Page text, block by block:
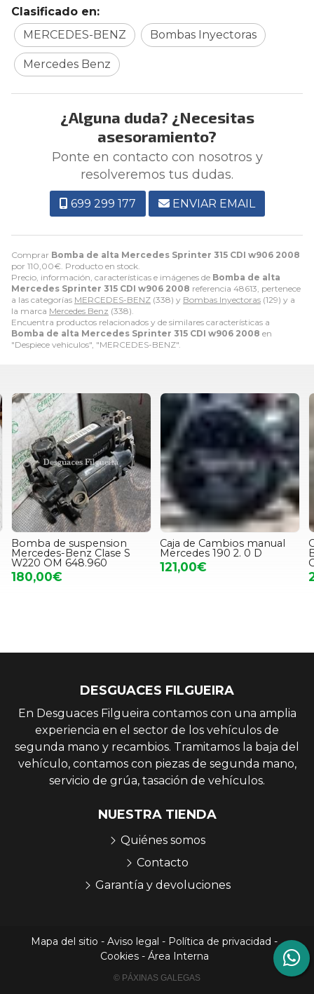
Comprar Bomba de alta Mercedes Sprinter 315 CDI w906 2008
por 110,00€ . Producto en stock.
Precio, información, características e imágenes de Bomba de alta
Mercedes Sprinter 315 CDI w906 2008 referencia 48613, pertenece
a las categorías MERCEDES-BENZ (338) y Bombas Inyectoras (129) y a
la marca Mercedes Benz (338).
Encuentra productos relacionados y de similares características a
Bomba de alta Mercedes Sprinter 315 CDI w906 2008 en
"Despiece vehiculos", "MERCEDES-BENZ".
Clasificado en:
MERCEDES-BENZ
Bombas Inyectoras
Mercedes Benz
¿Alguna duda? ¿Necesitas
asesoramiento?
Ponte en contacto con nosotros y
resolveremos tus dudas.
699 299 177 ENVIAR EMAIL
Bomba de suspension
Mercedes-Benz Clase S
W220 OM 648.960
180,00€
Caja de Cambios manual
Mercedes 190 2. 0 D
121,00€
DESGUACES FILGUEIRA
En Desguaces Filgueira contamos con una amplia
experiencia en el sector de los vehículos de
segunda mano y recambios. Tramitamos la baja del
vehículo, contamos con piezas de segunda mano,
servicio de grúa, tasación de vehículos.
NUESTRA TIENDA
Quiénes somos
Contacto
Garantía y devoluciones
Mapa del sitio - Aviso legal - Política de privacidad -
Cookies- Área Interna
© PÁXINAS GALEGAS